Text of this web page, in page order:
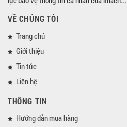
VỀ CHÚNG TÔI
Trang chủ
Giới thiệu
Tin tức
Liên hệ
THÔNG TIN
Hướng dẫn mua hàng